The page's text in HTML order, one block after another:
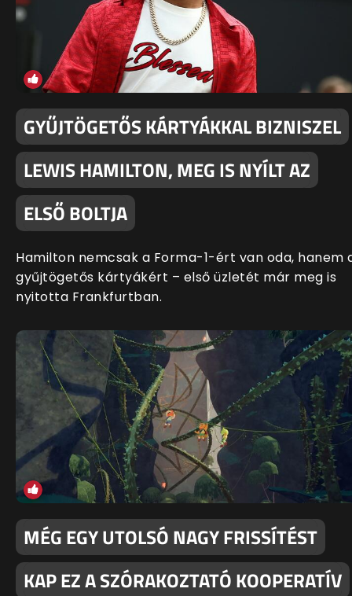
GYŰJTÖGETŐS KÁRTYÁKKAL BIZNISZEL
LEWIS HAMILTON, MEG IS NYÍLT AZ
ELSŐ BOLTJA
Hamilton nemcsak a Forma-1-ért van oda, hanem
gyűjtögetős kártyákért – első üzletét már meg is
nyitotta Frankfurtban.
MÉG EGY UTOLSÓ NAGY FRISSÍTÉST
KAP EZ A SZÓRAKOZTATÓ KOOPERATÍV